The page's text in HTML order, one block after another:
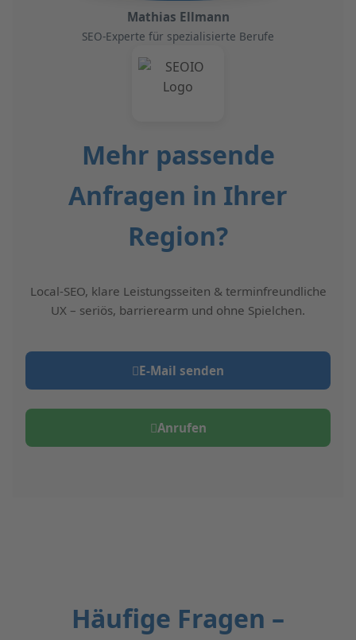
Mathias Ellmann
SEO-Experte für spezialisierte Berufe
Mehr passende
Anfragen in Ihrer
Region?
Local-SEO, klare Leistungsseiten & terminfreundliche
UX – seriös, barrierearm und ohne Spielchen.
E‑Mail senden
Anrufen
Häufige Fragen –